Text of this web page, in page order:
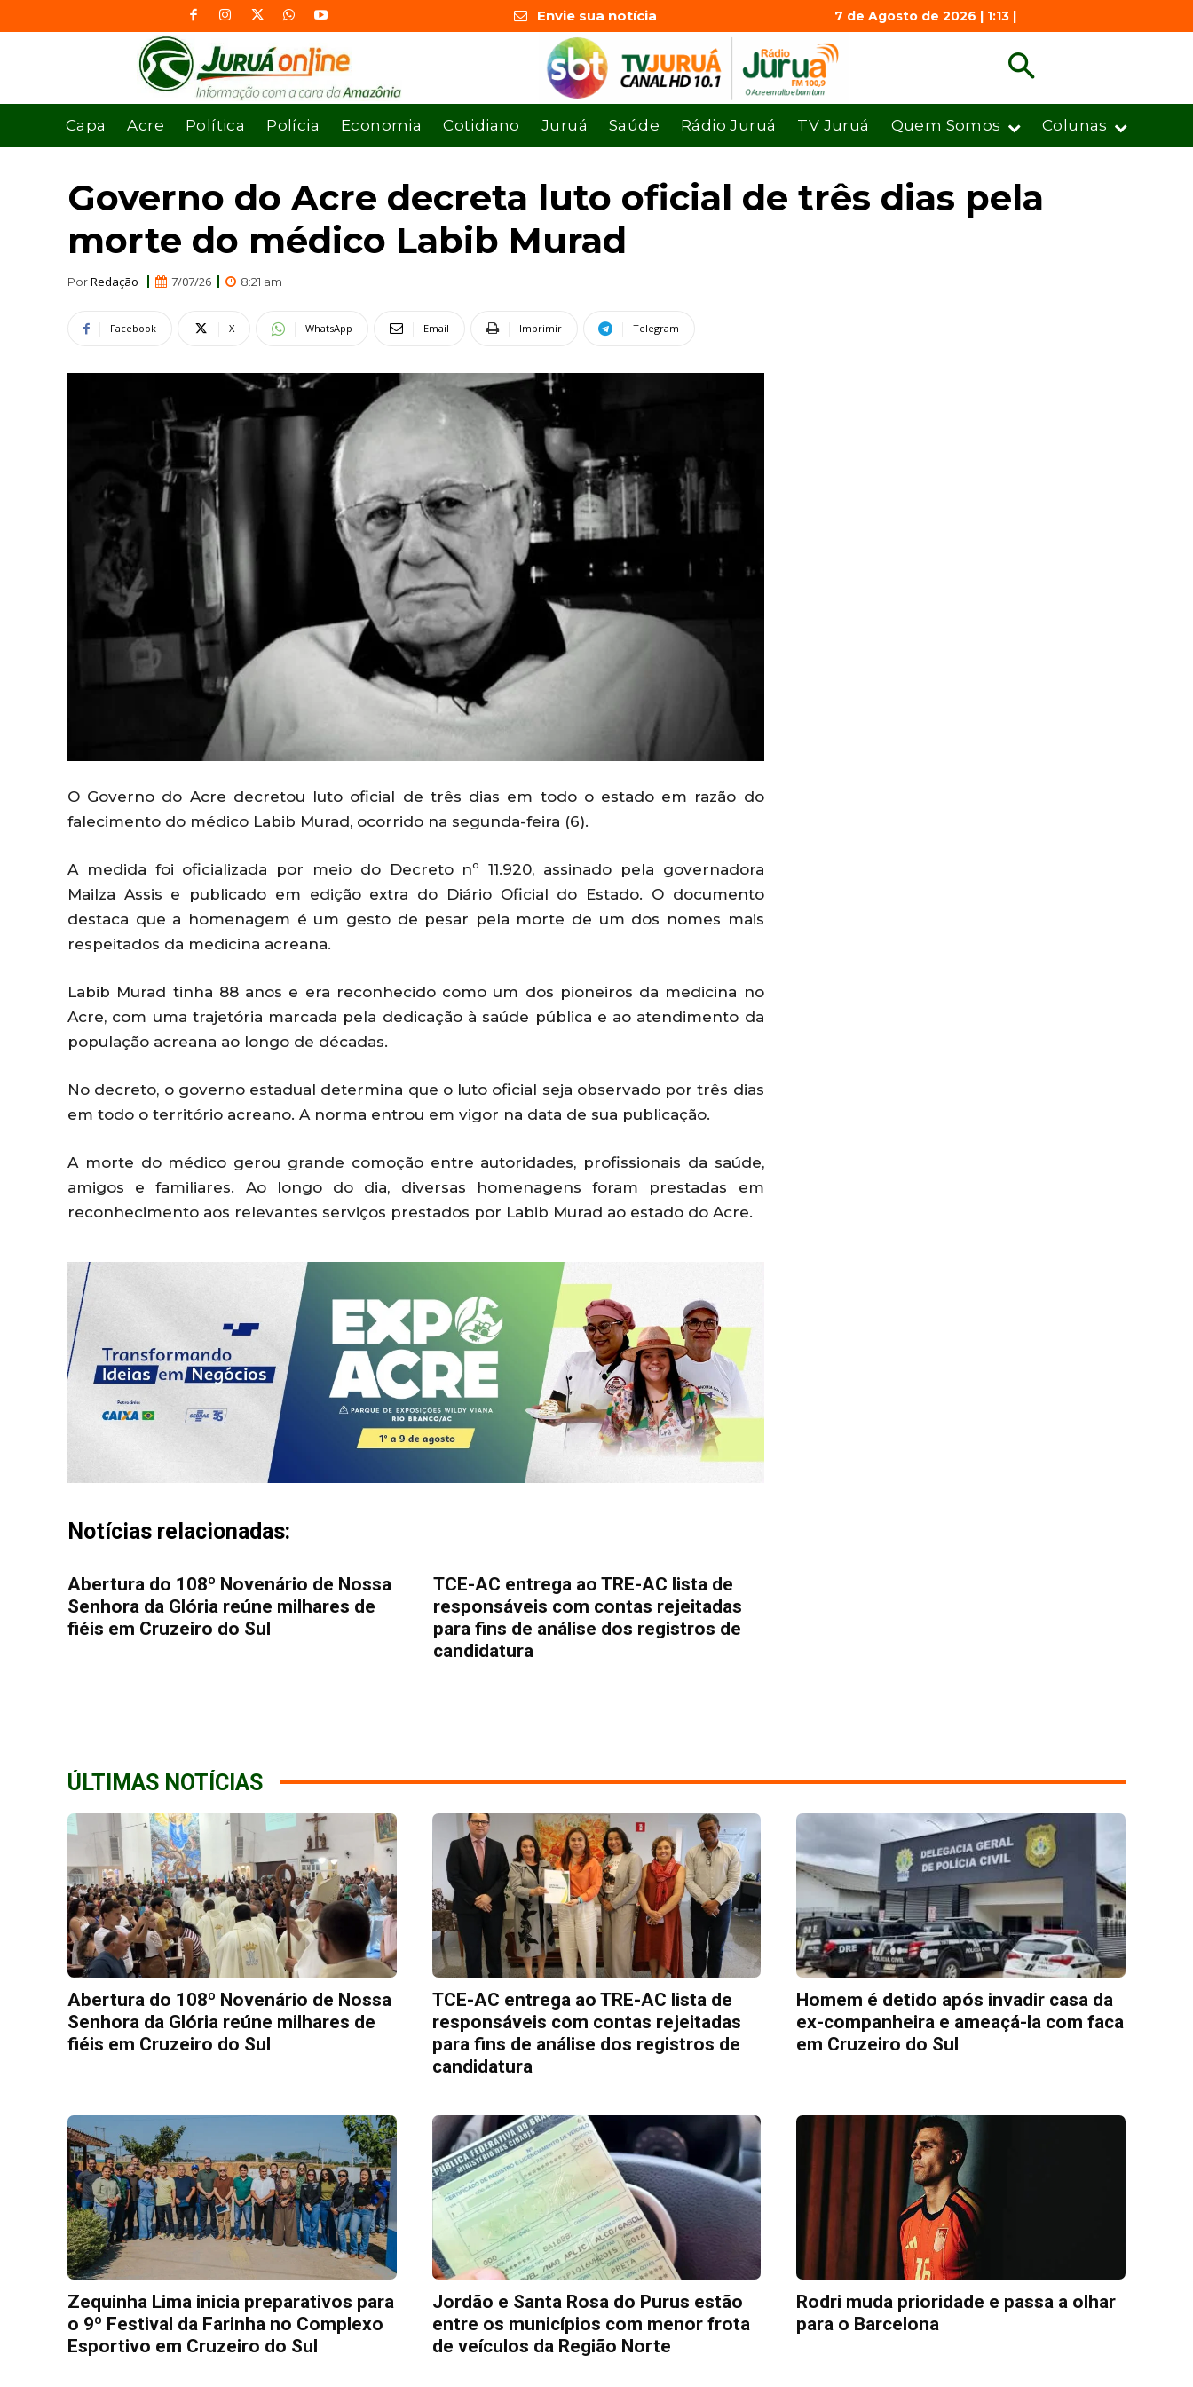
Envie sua notícia 7 de Agosto de 2026 | 1:13 |
Capa Acre Política Polícia Economia Cotidiano Juruá Saúde Rádio Juruá TV Juruá Quem Somos Colunas
Governo do Acre decreta luto oficial de três dias pela
morte do médico Labib Murad
PorRedação 7/07/26 8:21 am
Facebook X WhatsApp Email Imprimir Telegram
O Governo do Acre decretou luto oficial de três dias em todo o estado em razão do
falecimento do médico Labib Murad, ocorrido na segunda-feira (6).
A medida foi oficializada por meio do Decreto nº 11.920, assinado pela governadora
Mailza Assis e publicado em edição extra do Diário Oficial do Estado. O documento
destaca que a homenagem é um gesto de pesar pela morte de um dos nomes mais
respeitados da medicina acreana.
Labib Murad tinha 88 anos e era reconhecido como um dos pioneiros da medicina no
Acre, com uma trajetória marcada pela dedicação à saúde pública e ao atendimento da
população acreana ao longo de décadas.
No decreto, o governo estadual determina que o luto oficial seja observado por três dias
em todo o território acreano. A norma entrou em vigor na data de sua publicação.
A morte do médico gerou grande comoção entre autoridades, profissionais da saúde,
amigos e familiares. Ao longo do dia, diversas homenagens foram prestadas em
reconhecimento aos relevantes serviços prestados por Labib Murad ao estado do Acre.
Notícias relacionadas:
Abertura do 108º Novenário de Nossa
Senhora da Glória reúne milhares de
fiéis em Cruzeiro do Sul
TCE-AC entrega ao TRE-AC lista de
responsáveis com contas rejeitadas
para fins de análise dos registros de
candidatura
ÚLTIMAS NOTÍCIAS
Abertura do 108º Novenário de Nossa
Senhora da Glória reúne milhares de
fiéis em Cruzeiro do Sul
TCE-AC entrega ao TRE-AC lista de
responsáveis com contas rejeitadas
para fins de análise dos registros de
candidatura
Homem é detido após invadir casa da
ex-companheira e ameaçá-la com faca
em Cruzeiro do Sul
Zequinha Lima inicia preparativos para
o 9º Festival da Farinha no Complexo
Esportivo em Cruzeiro do Sul
Jordão e Santa Rosa do Purus estão
entre os municípios com menor frota
de veículos da Região Norte
Rodri muda prioridade e passa a olhar
para o Barcelona